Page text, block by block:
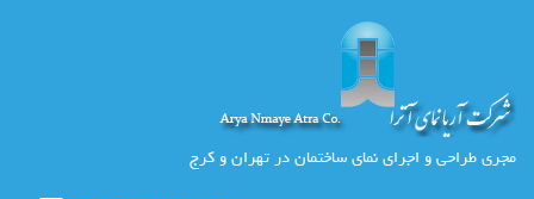
مجری طراحی و اجرای نمای ساختمان در تهران و کرج